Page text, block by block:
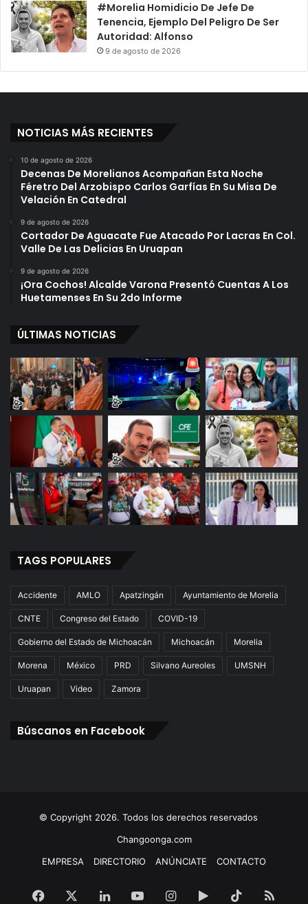
#Morelia Homidicio De Jefe De
Tenencia, Ejemplo Del Peligro De Ser
Autoridad: Alfonso
9 de agosto de 2026
NOTICIAS MÁS RECIENTES
10 de agosto de 2026
Decenas De Morelianos Acompañan Esta Noche
Féretro Del Arzobispo Carlos Garfías En Su Misa De
Velación En Catedral
9 de agosto de 2026
Cortador De Aguacate Fue Atacado Por Lacras En Col.
Valle De Las Delicias En Uruapan
9 de agosto de 2026
¡Ora Cochos! Alcalde Varona Presentó Cuentas A Los
Huetamenses En Su 2do Informe
ÚLTIMAS NOTICIAS
TAGS POPULARES
Accidente AMLO Apatzingán Ayuntamiento de Morelia
CNTE Congreso del Estado COVID-19
Gobierno del Estado de Michoacán Michoacán Morelia
Morena México PRD Silvano Aureoles UMSNH
Uruapan Video Zamora
Búscanos en Facebook
© Copyright 2026. Todos los derechos reservados
Changoonga.com
EMPRESA
DIRECTORIO ANÚNCIATE CONTACTO
Facebook LinkedInYouTubeInstagram
Google TikTok